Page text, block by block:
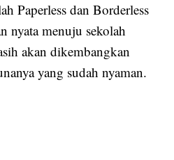
Paperless dan Borderless
nyata menuju sekolah
akan dikembangkan
yang sudah nyaman.